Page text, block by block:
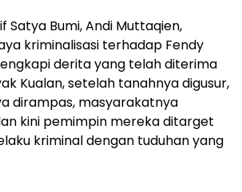
Satya Bumi, Andi Muttaqien,
kriminalisasi terhadap Fendy
derita yang telah diterima
Kualan, setelah tanahnya digusur,
dirampas, masyarakatnya
kini pemimpin mereka ditarget
kriminal dengan tuduhan yang